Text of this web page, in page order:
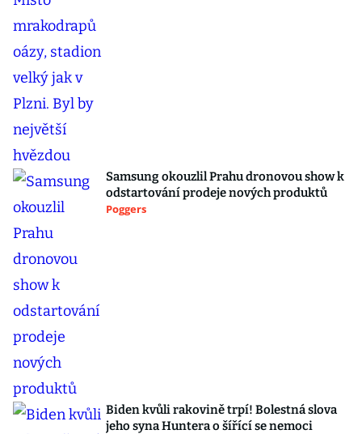
Samsung okouzlil Prahu dronovou show k
odstartování prodeje nových produktů
Poggers
Biden kvůli rakovině trpí! Bolestná slova
jeho syna Huntera o šířící se nemoci